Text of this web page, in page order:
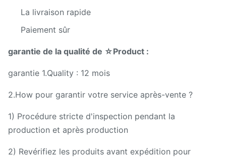
La livraison rapide
Paiement sûr
garantie de la qualité de ☆Product :
garantie 1.Quality : 12 mois
2.How pour garantir votre service après-vente ?
1) Procédure stricte d'inspection pendant la
production et après production
2) Revérifiez les produits avant expédition pour